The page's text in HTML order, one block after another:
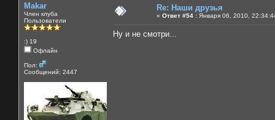
Makar
Член клуба
Пользователи
:) 19
Офлайн
Пол:
Сообщений: 2447
Re: Наши друзья
« Ответ #54 : Января 06, 2010,
Ну и не смотри...